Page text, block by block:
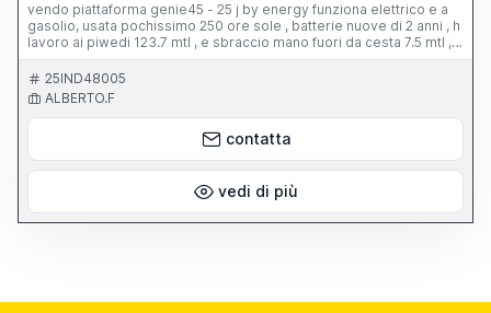
vendo piattaforma genie45 - 25 j by energy funziona elettrico e a
gasolio, usata pochissimo 250 ore sole , batterie nuove di 2 anni , h
lavoro ai piwedi 123.7 mtl , e sbraccio mano fuori da cesta 7.5 mtl ,
peso 7600 kg , eseguiti vari lavori negl anni come cambio tubazioni
25IND48005
ALBERTO.F
contatta
vedi di più